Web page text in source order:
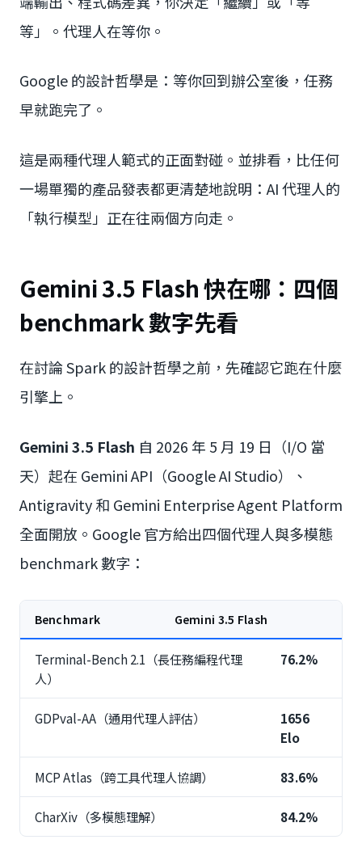
等」。代理人在等你。
Google 的設計哲學是：等你回到辦公室後，任務
早就跑完了。
這是兩種代理人範式的正面對碰。並排看，比任何
一場單獨的產品發表都更清楚地說明：AI 代理人的
「執行模型」正在往兩個方向走。
Gemini 3.5 Flash 快在哪：四個
benchmark 數字先看
在討論 Spark 的設計哲學之前，先確認它跑在什麼
引擎上。
Gemini 3.5 Flash 自 2026 年 5 月 19 日（I/O 當
天）起在 Gemini API（Google AI Studio）、
Antigravity 和 Gemini Enterprise Agent Platform
全面開放。Google 官方給出四個代理人與多模態
benchmark 數字：
Benchmark Gemini 3.5 Flash
Terminal-Bench 2.1（長任務編程代理
人）
76.2%
GDPval-AA（通用代理人評估）
1656
Elo
MCP Atlas（跨工具代理人協調） 83.6%
CharXiv（多模態理解） 84.2%